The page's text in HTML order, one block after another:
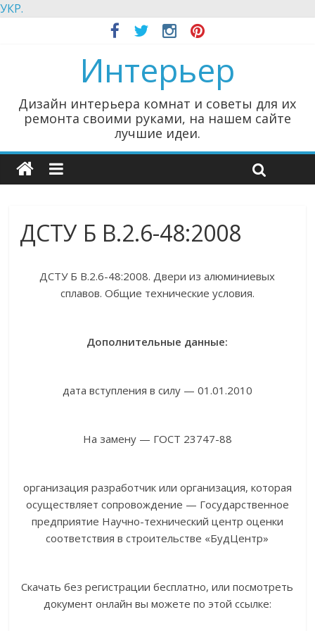
УКР.
Интерьер
Дизайн интерьера комнат и советы для их
ремонта своими руками, на нашем сайте
лучшие идеи.
ДСТУ Б В.2.6-48:2008
ДСТУ Б В.2.6-48:2008. Двери из алюминиевых
сплавов. Общие технические условия.
Дополнительные данные:
дата вступления в силу — 01.01.2010
На замену — ГОСТ 23747-88
организация разработчик или организация, которая
осуществляет сопровождение — Государственное
предприятие Научно-технический центр оценки
соответствия в строительстве «БудЦентр»
Скачать без регистрации бесплатно, или посмотреть
документ онлайн вы можете по этой ссылке: